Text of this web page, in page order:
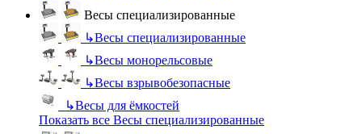
Весы специализированные
↳Весы специализированные
↳Весы монорельсовые
↳Весы взрывобезопасные
↳Весы для ёмкостей
Показать все Весы специализированные